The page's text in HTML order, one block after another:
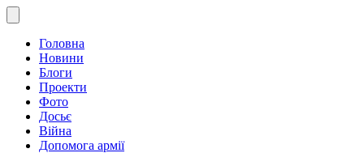
Головна
Новини
Блоги
Проекти
Фото
Досьє
Війна
Допомога армії